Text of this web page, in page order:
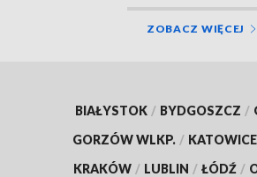
ZOBACZ WIĘCEJ
BIAŁYSTOK / BYDGOSZCZ /
GORZÓW WLKP. / KATOWICE
KRAKÓW / LUBLIN / ŁÓDŹ /